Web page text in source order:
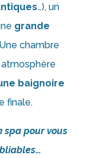
…), un
grande
chambre
baignoire
finale.
spa pour vous